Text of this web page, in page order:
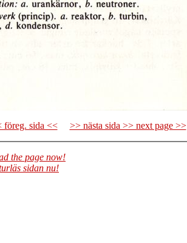
föreg. sida << >> nästa sida >> next page >>
the page now!
sidan nu!